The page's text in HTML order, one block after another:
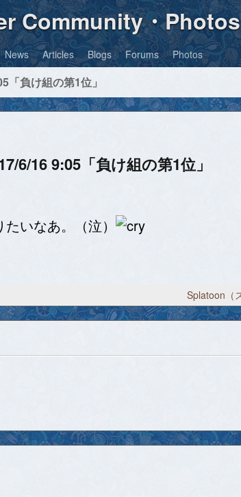
Community・Photos
News Articles Blogs Forums Photos
負け組の第1位」
6/16 9:05「負け組の第1位」
いなあ。（泣）